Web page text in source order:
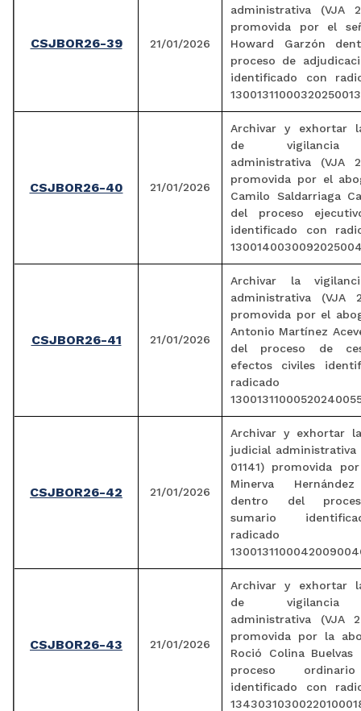
CSJBOR26-39 21/01/2026
administrativa (VJA
promovida por el
Howard Garzón
proceso de
identificado con
CSJBOR26-40 21/01/2026
Archivar y exhortar
de vigilancia
administrativa (VJA
promovida por el
Camilo Saldarriaga
del proceso
identificado con
CSJBOR26-41 21/01/2026
Archivar la
administrativa (VJA
promovida por el
Antonio Martínez
del proceso de
efectos civiles
radicado
CSJBOR26-42 21/01/2026
Archivar y exhortar
judicial administrativa
01141) promovida
Minerva
dentro del
sumario
radicado
CSJBOR26-43 21/01/2026
Archivar y exhortar
de vigilancia
administrativa (VJA
promovida por la
Roció Colina
proceso
identificado con